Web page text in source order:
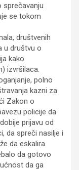
sprečavanju
se tokom
društvenih
u društvu o
kako
izvršilaca.
polno
kazni za
Zakon o
policije da
prijavu od
da spreči nasilje i
da eskalira.
da gotovo
da ga